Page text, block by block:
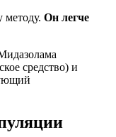
методу. Он легче
средство) и